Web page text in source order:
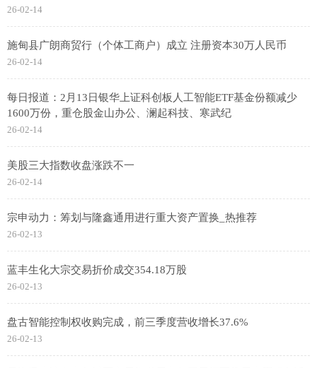
26-02-14
施甸县广朗商贸行（个体工商户）成立 注册资本30万人民币
26-02-14
每日报道：2月13日银华上证科创板人工智能ETF基金份额减少
1600万份，重仓股金山办公、澜起科技、寒武纪
26-02-14
美股三大指数收盘涨跌不一
26-02-14
宗申动力：筹划与隆鑫通用进行重大资产置换_热推荐
26-02-13
蓝丰生化大宗交易折价成交354.18万股
26-02-13
盘古智能控制权收购完成，前三季度营收增长37.6%
26-02-13